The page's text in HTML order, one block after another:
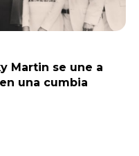
Martin se une a
una cumbia